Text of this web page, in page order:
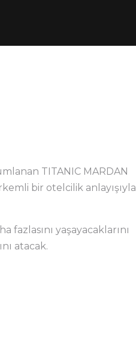
TITANIC MARDAN
bir otelcilik anlayışıyla
yaşayacaklarını
atacak.